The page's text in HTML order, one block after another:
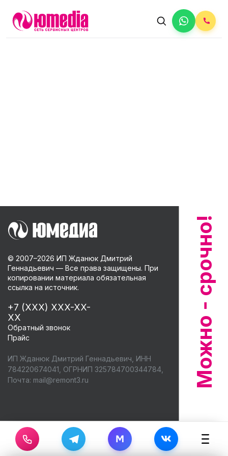
© 2007–2026 ИП Жданюк Дмитрий
Геннадьевич — Все права защищены. При
копировании материала обязательная
ссылка на источник.
+7 (XXX) XXX-XX-
XX
Обратный звонок
Прайс
ИП Жданюк Дмитрий Геннадьевич, ИНН
784220674041, ОГРНИП 325784700344784,
Почта: mail@remont3.ru
M